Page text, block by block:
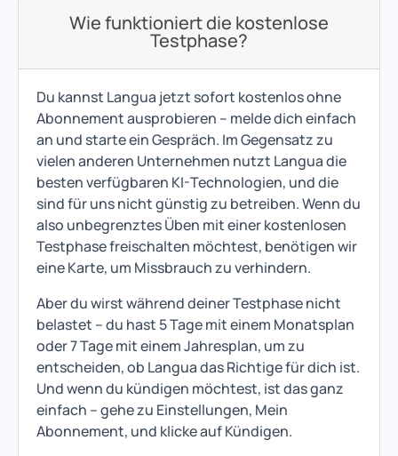
Wie funktioniert die kostenlose
Testphase?
Du kannst Langua jetzt sofort kostenlos ohne
Abonnement ausprobieren – melde dich einfach
an und starte ein Gespräch. Im Gegensatz zu
vielen anderen Unternehmen nutzt Langua die
besten verfügbaren KI-Technologien, und die
sind für uns nicht günstig zu betreiben. Wenn du
also unbegrenztes Üben mit einer kostenlosen
Testphase freischalten möchtest, benötigen wir
eine Karte, um Missbrauch zu verhindern.
Aber du wirst während deiner Testphase nicht
belastet – du hast 5 Tage mit einem Monatsplan
oder 7 Tage mit einem Jahresplan, um zu
entscheiden, ob Langua das Richtige für dich ist.
Und wenn du kündigen möchtest, ist das ganz
einfach – gehe zu Einstellungen, Mein
Abonnement, und klicke auf Kündigen.